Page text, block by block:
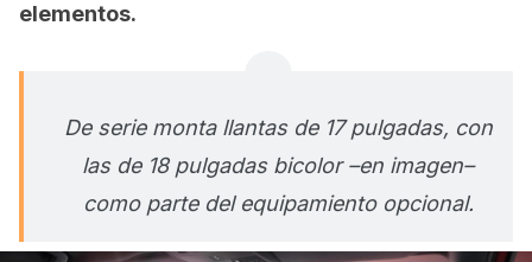
elementos.
De serie monta llantas de 17 pulgadas, con
las de 18 pulgadas bicolor –en imagen–
como parte del equipamiento opcional.